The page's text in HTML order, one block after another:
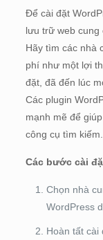
Để cài đặt
lưu trữ web cung
Hãy tìm các nhà
phí như một lợi
đặt, đã đến lúc
Các plugin
mạnh mẽ để
công cụ tìm kiếm.
Các bước cài
Chọn nhà
WordPress
Hoàn tất cài